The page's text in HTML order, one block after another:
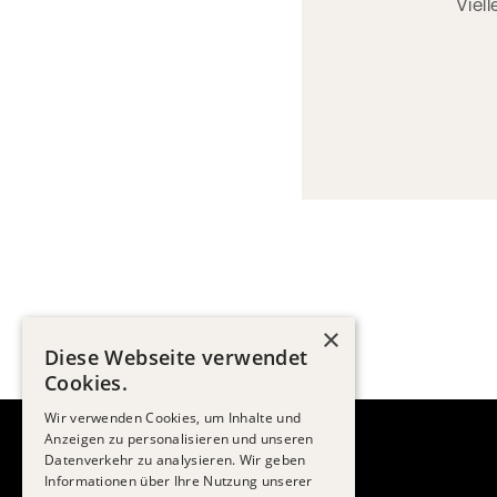
×
Diese Webseite verwendet
Cookies.
Wir verwenden Cookies, um Inhalte und
Anzeigen zu personalisieren und unseren
Datenverkehr zu analysieren. Wir geben
Informationen über Ihre Nutzung unserer